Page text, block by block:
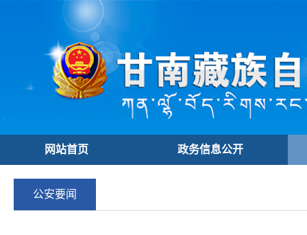
网站首页 政务信息公开
公安要闻